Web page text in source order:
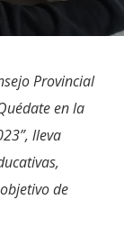
Provincial
en la
lleva
de